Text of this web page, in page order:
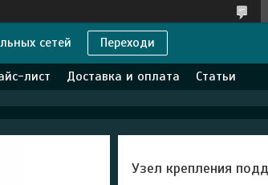
сетей Переходи
лист Доставка и оплата Статьи
Узел крепления